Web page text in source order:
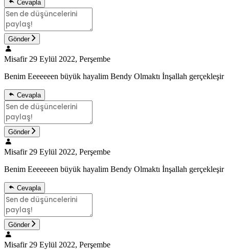
Cevapla
Gönder
Misafir 29 Eylül 2022, Perşembe
Benim Eeeeeeen büyük hayalim Bendy Olmaktı İnşallah gerçekleşir
Cevapla
Gönder
Misafir 29 Eylül 2022, Perşembe
Benim Eeeeeeen büyük hayalim Bendy Olmaktı İnşallah gerçekleşir
Cevapla
Gönder
Misafir 29 Eylül 2022, Perşembe